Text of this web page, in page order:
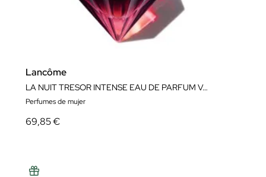
Lancôme
LA NUIT TRESOR INTENSE EAU DE PARFUM VAPORIZADOR
Perfumes de mujer
69,85 €